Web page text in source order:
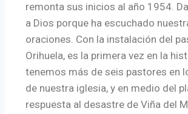
remonta sus inicios al año 1954.
a Dios porque ha escuchado
oraciones. Con la instalación del
Orihuela, es la primera vez en la
tenemos más de seis pastores en
de nuestra iglesia, y en medio del
respuesta al desastre de Viña del